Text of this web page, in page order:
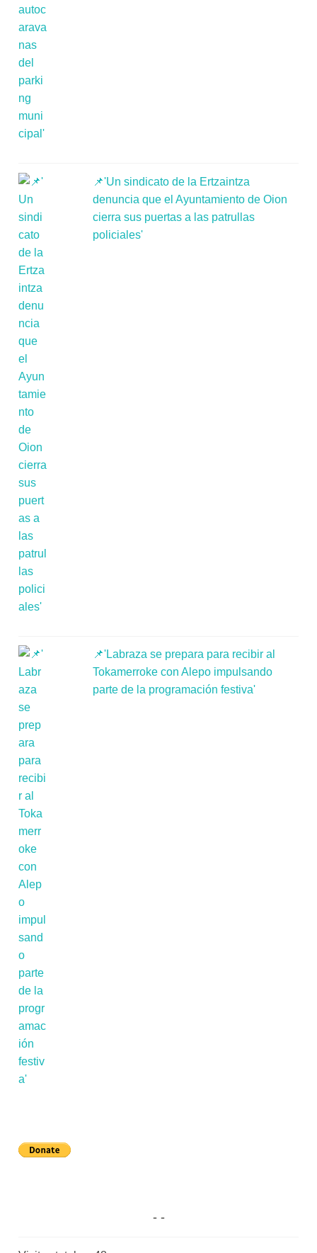
📌'Un sindicato de la Ertzaintza
denuncia que el Ayuntamiento de Oion
cierra sus puertas a las patrullas
policiales'
📌'Labraza se prepara para recibir al
Tokamerroke con Alepo impulsando
parte de la programación festiva'